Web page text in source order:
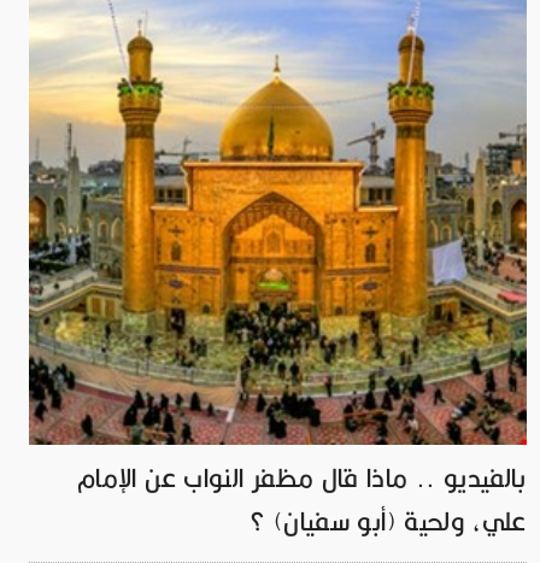
بالفيديو .. ماذا قال مظفر النواب عن الإمام
علي، ولحية (أبو سفيان) ؟